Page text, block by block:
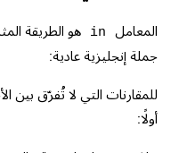
المعامل in
هو الطريقة
جملة إنجليزية عادية:
للمقارنات التي لا تُفرّق بين
أولًا: